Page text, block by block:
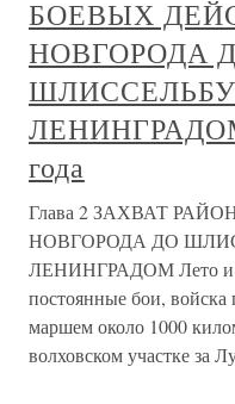
БОЕВЫХ
НОВГОРОДА
ЛЕНИНГРАДОМ
года
Глава 2 ЗАХВАТ
НОВГОРОДА ДО
ЛЕНИНГРАДОМ Лето и
постоянные бои,
маршем около 1000
волховском участке за